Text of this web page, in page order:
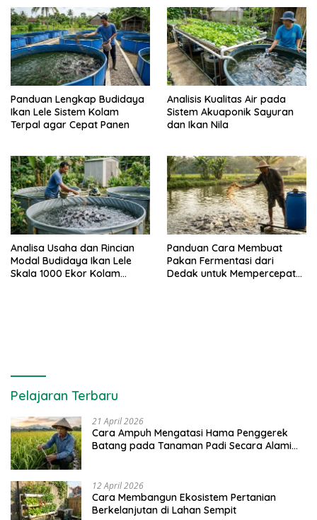
Panduan Lengkap Budidaya
Ikan Lele Sistem Kolam
Terpal agar Cepat Panen
Analisis Kualitas Air pada
Sistem Akuaponik Sayuran
dan Ikan Nila
Analisa Usaha dan Rincian
Modal Budidaya Ikan Lele
Skala 1000 Ekor Kolam
Panduan Cara Membuat
Pakan Fermentasi dari
Dedak untuk Mempercepat
Pelajaran Terbaru
21 April 2026
Cara Ampuh Mengatasi Hama Penggerek
Batang pada Tanaman Padi Secara Alami
12 April 2026
Cara Membangun Ekosistem Pertanian
Berkelanjutan di Lahan Sempit